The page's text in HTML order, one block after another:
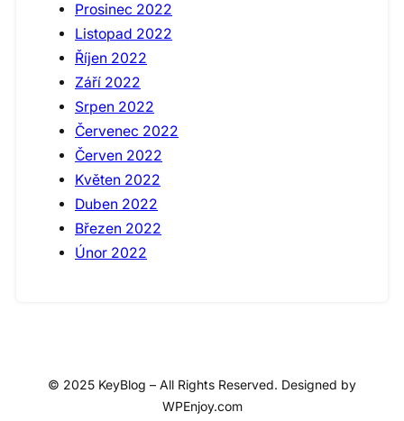
Prosinec 2022
Listopad 2022
Říjen 2022
Září 2022
Srpen 2022
Červenec 2022
Červen 2022
Květen 2022
Duben 2022
Březen 2022
Únor 2022
© 2025 KeyBlog – All Rights Reserved. Designed by
WPEnjoy.com